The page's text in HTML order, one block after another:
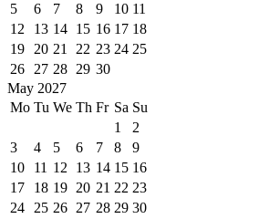
5
6 7 8 9 10 11
12
13 14 15 16 17 18
19
20 21 22 23 24 25
26
27 28 29 30
May 2027
Mo Tu We Th Fr Sa Su
1
2
3
4 5 6 7 8
9
10
11 12 13 14 15 16
17
18 19 20 21 22 23
24
25 26 27 28 29 30